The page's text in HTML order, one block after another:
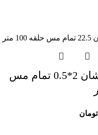
کابل برق افشان 2*0.5 تمام مس
تومان